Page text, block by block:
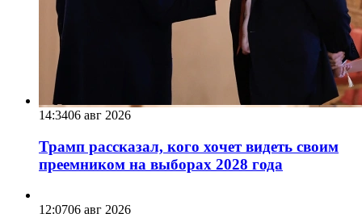
14:3406 авг 2026
Трамп рассказал, кого хочет видеть своим
преемником на выборах 2028 года
12:0706 авг 2026